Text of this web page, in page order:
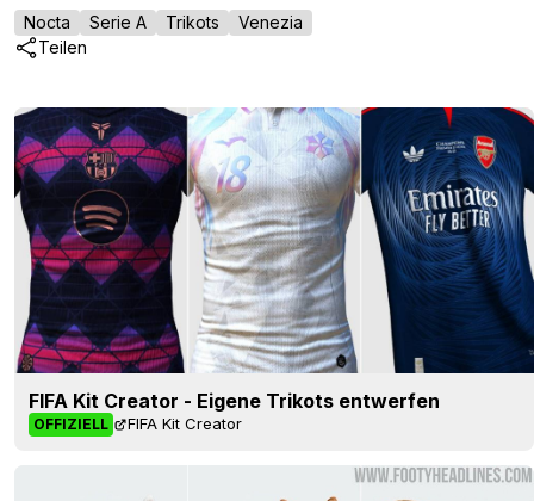
Nocta Serie A Trikots
Venezia
Teilen
FIFA Kit Creator - Eigene Trikots entwerfen
OFFIZIELL FIFA Kit Creator